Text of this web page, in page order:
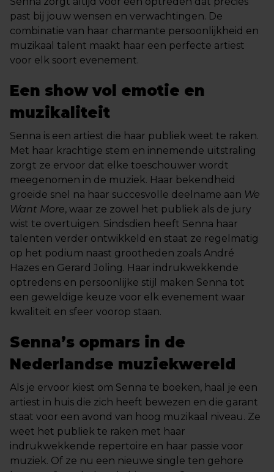
past bij jouw wensen en verwachtingen. De
combinatie van haar charmante persoonlijkheid en
muzikaal talent maakt haar een perfecte artiest
voor elk soort evenement.
Een show vol emotie en
muzikaliteit
Senna is een artiest die haar publiek weet te raken.
Met haar krachtige stem en innemende uitstraling
zorgt ze ervoor dat elke toeschouwer wordt
meegenomen in de muziek. Haar bekendheid
groeide snel na haar succesvolle deelname aan We
Want More, waar ze zowel het publiek als de jury
wist te overtuigen. Sindsdien heeft Senna haar
talenten verder ontwikkeld en staat ze regelmatig
op het podium naast grootheden zoals André
Hazes en Gerard Joling. Haar indrukwekkende
optredens en persoonlijke stijl maken Senna tot
een geweldige keuze voor elk evenement waar
kwaliteit en sfeer voorop staan.
Senna’s opmars in de
Nederlandse muziekwereld
Als je ervoor kiest om Senna te boeken, haal je een
artiest in huis die zich heeft bewezen en die garant
staat voor een avond van hoog muzikaal niveau. Ze
weet het publiek te raken met haar
indrukwekkende repertoire en haar passie voor
muziek. Of ze nu een nieuwe single ten gehore